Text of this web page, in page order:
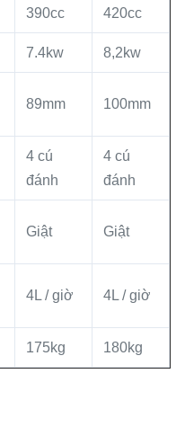
390cc 420cc
7.4kw 8,2kw
89mm 100mm
4 cú
đánh
4 cú
đánh
Giật Giật
4L / giờ 4L / giờ
175kg 180kg